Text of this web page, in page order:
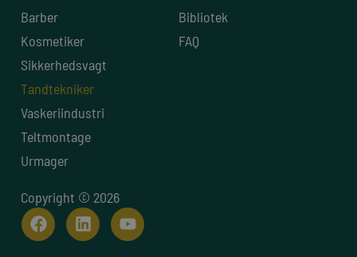
Barber
Kosmetiker
Sikkerhedsvagt
Tandtekniker
Vaskeriindustri
Teltmontage
Urmager
Bibliotek
FAQ
Copyright © 2026